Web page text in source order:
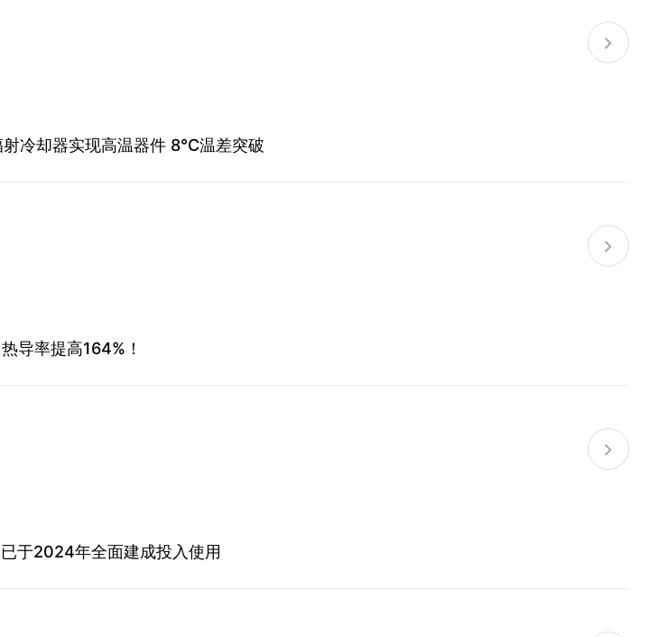
冷却器实现高温器件 8℃温差突破
导率提高164%！
于2024年全面建成投入使用